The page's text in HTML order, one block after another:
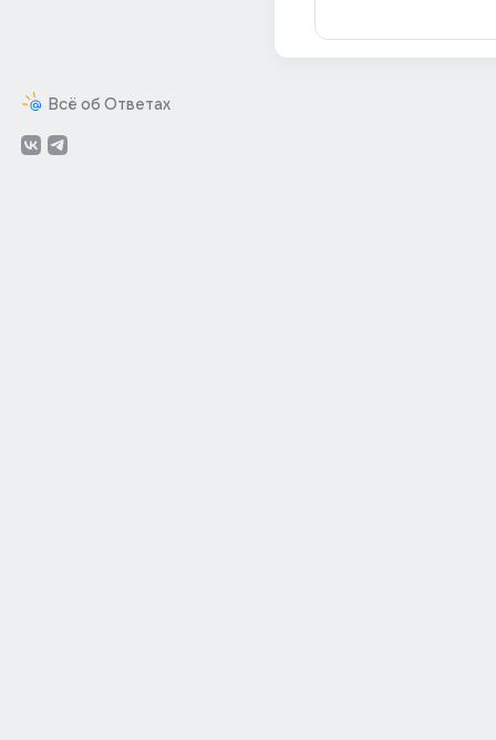
Всё об Ответах